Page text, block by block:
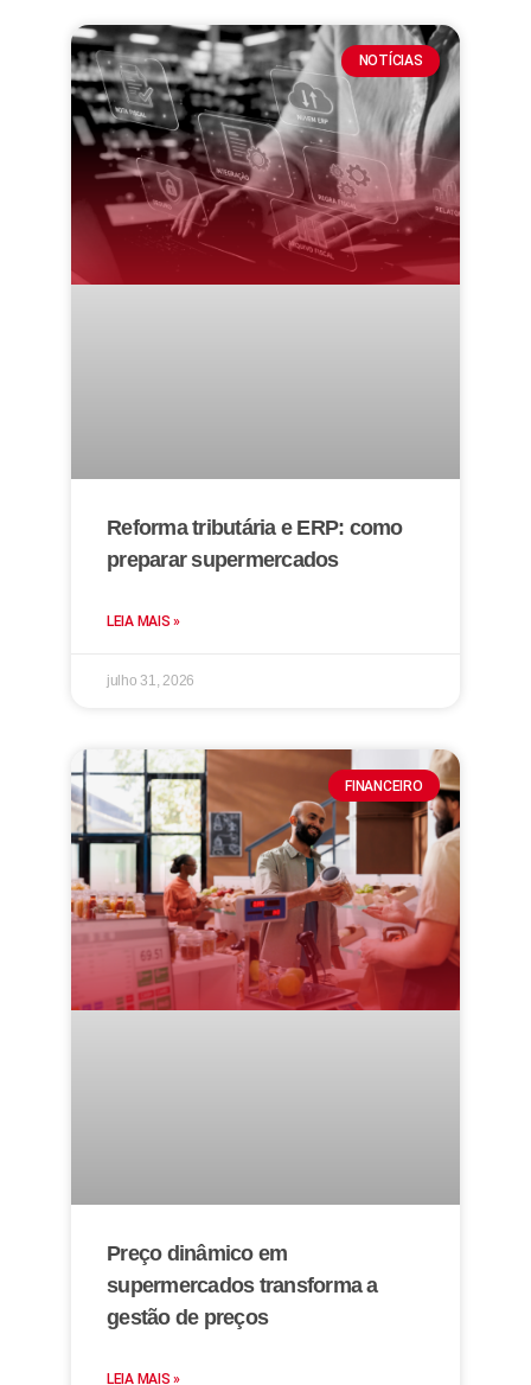
NOTÍCIAS
Reforma tributária e ERP: como
preparar supermercados
LEIA MAIS »
julho 31, 2026
FINANCEIRO
Preço dinâmico em
supermercados transforma a
gestão de preços
LEIA MAIS »